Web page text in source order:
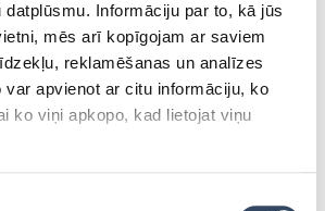
datplūsmu. Informāciju par to, kā jūs
mēs arī kopīgojam ar saviem
reklamēšanas un analīzes
var apvienot ar citu informāciju, ko
ko viņi apkopo, kad lietojat viņu